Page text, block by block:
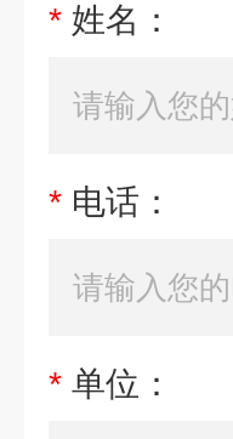
* 姓名：
* 电话：
* 单位：